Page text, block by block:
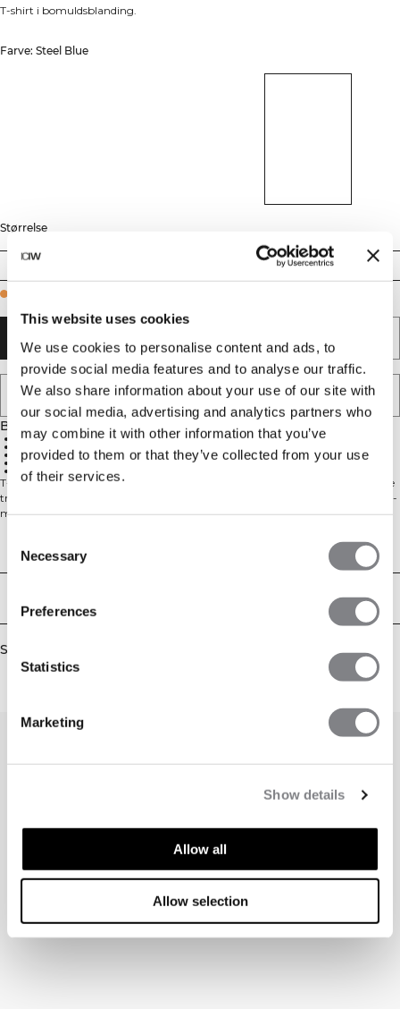
This website uses cookies
We use cookies to personalise content and ads, to
provide social media features and to analyse our traffic.
We also share information about your use of our site with
our social media, advertising and analytics partners who
may combine it with other information that you’ve
provided to them or that they’ve collected from your use
of their services.
Selection
Necessary
Preferences
Statistics
Marketing
Show details
Allow all
Allow selection
T-shirt i bomuldsblanding.
Farve: Steel Blue
Størrelse
XL XXL
TILFØJ TIL KURV
TILFØJ TIL ØNSKESKYEN
Beskrivelse
50% bomuld, 50% polyester
Kort model
Slidser i siderne
Faldende skuldre
Broderet ICIW-logo bagpå
T-shirt i bomuldsblanding. Revive Heavy T-shirt & Shorts vil være dit perfekte
træningssæt til sommeren. De er lavet af et blødt og tykt bomuldsblandings-
materiale, skønt til afslappede dage. T-shirten har slidser i siderne og let
Technical Aspects
Similar products